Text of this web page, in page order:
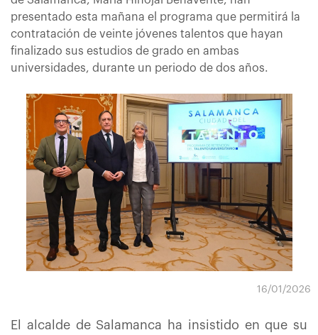
presentado esta mañana el programa que permitirá la
contratación de veinte jóvenes talentos que hayan
finalizado sus estudios de grado en ambas
universidades, durante un periodo de dos años.
16/01/2026
El alcalde de Salamanca ha insistido en que su